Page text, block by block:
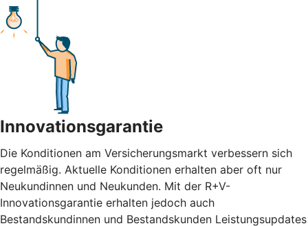
Innovationsgarantie
Die Konditionen am Versicherungsmarkt verbessern sich
regelmäßig. Aktuelle Konditionen erhalten aber oft nur
Neukundinnen und Neukunden. Mit der R+V-
Innovationsgarantie erhalten jedoch auch
Bestandskundinnen und Bestandskunden Leistungsupdates